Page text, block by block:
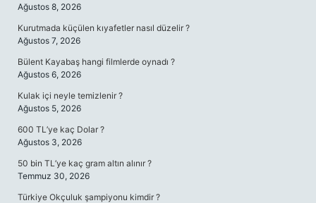
Ağustos 8, 2026
Kurutmada küçülen kıyafetler nasıl düzelir ?
Ağustos 7, 2026
Bülent Kayabaş hangi filmlerde oynadı ?
Ağustos 6, 2026
Kulak içi neyle temizlenir ?
Ağustos 5, 2026
600 TL’ye kaç Dolar ?
Ağustos 3, 2026
50 bin TL’ye kaç gram altın alınır ?
Temmuz 30, 2026
Türkiye Okçuluk şampiyonu kimdir ?